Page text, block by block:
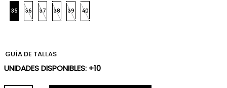
35 36 37 38 39 40
GUÍA DE TALLAS
UNIDADES DISPONIBLES: +10